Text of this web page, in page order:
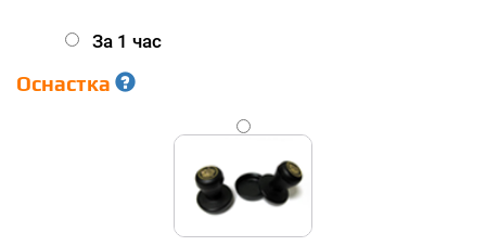
За 1 час
Оснастка